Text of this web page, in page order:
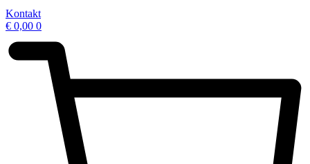
Kontakt
€ 0,00 0